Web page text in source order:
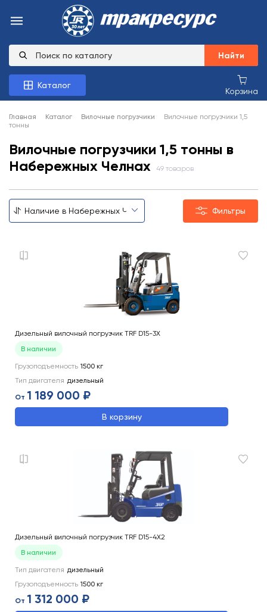
Найти
Каталог
Корзина
Главная Каталог Вилочные погрузчики
Вилочные погрузчики 1,5
тонны
Вилочные погрузчики 1,5 тонны в
Набережных Челнах
49 товаров
Фильтры
Дизельный вилочный погрузчик TRF D15-3X
В наличии
Грузоподъемность 1500 кг
Тип двигателя дизельный
От 1 189 000 ₽
В корзину
Дизельный вилочный погрузчик TRF D15-4X2
В наличии
Тип двигателя дизельный
Грузоподъемность 1500 кг
От 1 312 000 ₽